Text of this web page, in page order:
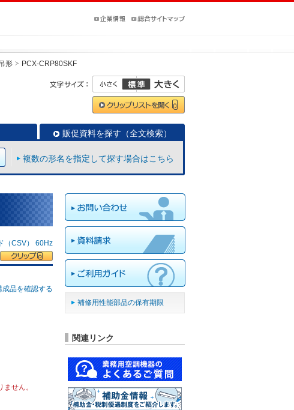
形 PCX-CRP80SKF
販促資料を探す（全文検索）
複数の形名を指定して探す場合はこちら
（CSV） 60Hz
成品を確認する
せん。
補修用性能部品の保有期限
関連リンク